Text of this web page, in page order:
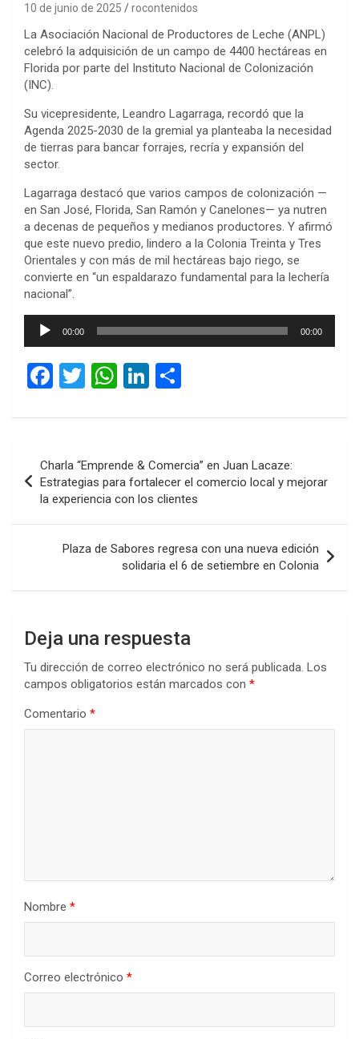
10 de junio de 2025 rocontenidos
La Asociación Nacional de Productores de Leche (ANPL)
celebró la adquisición de un campo de 4400 hectáreas en
Florida por parte del Instituto Nacional de Colonización
(INC).
Su vicepresidente, Leandro Lagarraga, recordó que la
Agenda 2025-2030 de la gremial ya planteaba la necesidad
de tierras para bancar forrajes, recría y expansión del
sector.
Lagarraga destacó que varios campos de colonización —
en San José, Florida, San Ramón y Canelones— ya nutren
a decenas de pequeños y medianos productores. Y afirmó
que este nuevo predio, lindero a la Colonia Treinta y Tres
Orientales y con más de mil hectáreas bajo riego, se
convierte en “un espaldarazo fundamental para la lechería
nacional”.
Reproductor
00:00 00:00
F
ce
o
o
k
T
tt
W
at
A
p
p
Li
ke
n
m
ar
tir
de
entradas
Charla “Emprende & Comercia” en Juan Lacaze:
Estrategias para fortalecer el comercio local y mejorar
la experiencia con los clientes
Plaza de Sabores regresa con una nueva edición
solidaria el 6 de setiembre en Colonia
Deja una respuesta
Tu dirección de correo electrónico no será publicada. Los
campos obligatorios están marcados con *
Comentario *
Nombre *
Correo electrónico *